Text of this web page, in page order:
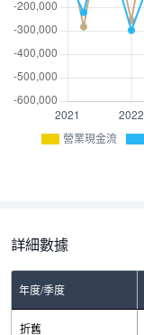
營業現金流
詳細數據
年度/季度
折舊